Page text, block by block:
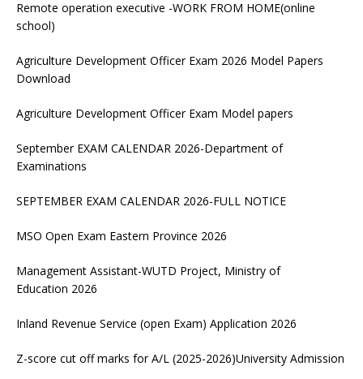
Remote operation executive -WORK FROM HOME(online
school)
Agriculture Development Officer Exam 2026 Model Papers
Download
Agriculture Development Officer Exam Model papers
September EXAM CALENDAR 2026-Department of
Examinations
SEPTEMBER EXAM CALENDAR 2026-FULL NOTICE
MSO Open Exam Eastern Province 2026
Management Assistant-WUTD Project, Ministry of
Education 2026
Inland Revenue Service (open Exam) Application 2026
Z-score cut off marks for A/L (2025-2026)University Admission